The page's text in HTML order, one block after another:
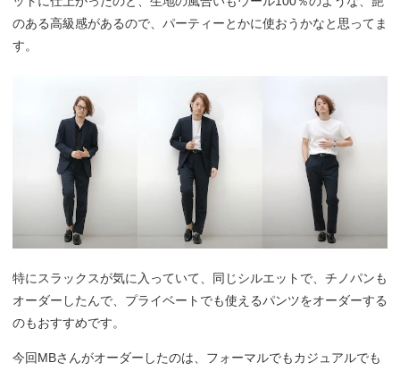
のある高級感があるので、パーティーとかに使おうかなと思ってま
す。
特にスラックスが気に入っていて、同じシルエットで、チノパンも
オーダーしたんで、プライベートでも使えるパンツをオーダーする
のもおすすめです。
今回MBさんがオーダーしたのは、フォーマルでもカジュアルでも